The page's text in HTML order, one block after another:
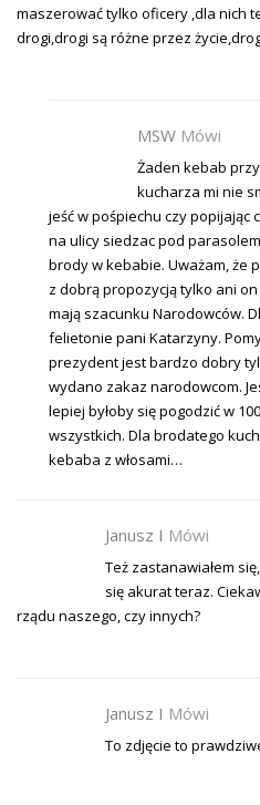
maszerować tylko oficery ,dla nich
drogi,drogi są różne przez
MSW Mówi
Żaden kebab
kucharza mi nie
jeść w pośpiechu czy popijając
na ulicy siedzac pod
brody w kebabie. Uważam, że
z dobrą propozycją tylko ani
mają szacunku Narodowców.
felietonie pani Katarzyny.
prezydent jest bardzo dobry
wydano zakaz narodowcom.
lepiej byłoby się pogodzić w
wszystkich. Dla brodatego
kebaba z włosami…
Janusz I Mówi
Też zastanawiałem
się akurat teraz.
rządu naszego, czy innych?
Janusz I Mówi
To zdjęcie to